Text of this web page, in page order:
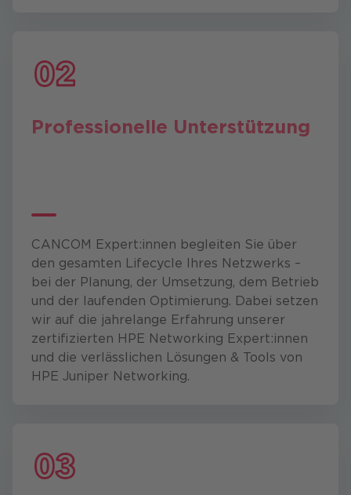
Professionelle Unterstützung
CANCOM Expert:innen begleiten Sie über
den gesamten Lifecycle Ihres Netzwerks –
bei der Planung, der Umsetzung, dem Betrieb
und der laufenden Optimierung. Dabei setzen
wir auf die jahrelange Erfahrung unserer
zertifizierten HPE Networking Expert:innen
und die verlässlichen Lösungen & Tools von
HPE Juniper Networking.